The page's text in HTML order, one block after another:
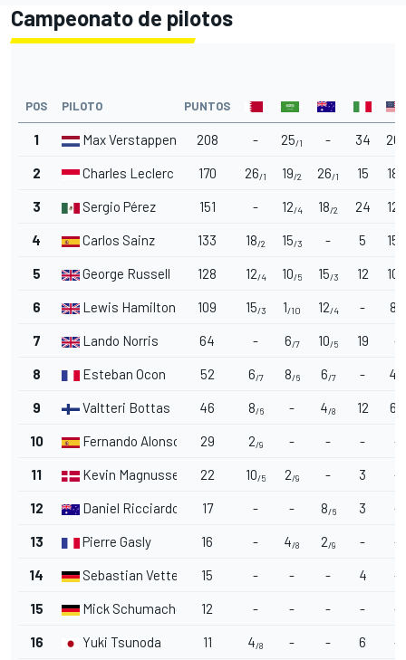
Campeonato de pilotos
POS PILOTO PUNTOS
1 Max Verstappen 208 - 25/1 - 34 26
2 Charles Leclerc 170 26/1 19/2 26/1 15 18
3 Sergio Pérez 151 - 12/4 18/2 24 12
4 Carlos Sainz 133 18/2 15/3 - 5 15
5 George Russell 128 12/4 10/5 15/3 12 10
6 Lewis Hamilton 109 15/3 1/10 12/4 - 8
7 Lando Norris 64 - 6/7 10/5 19 -
8 Esteban Ocon 52 6/7 8/6 6/7 - 4
9 Valtteri Bottas 46 8/6 - 4/8 12 6
10 Fernando Alonso 29 2/9 - - - -
11 Kevin Magnussen 22 10/5 2/9 - 3 -
12 Daniel Ricciardo 17 - - 8/6 3 -
13 Pierre Gasly 16 - 4/8 2/9 - -
14 Sebastian Vettel 15 - - - 4 -
15 Mick Schumacher 12 - - - - -
16 Yuki Tsunoda 11 4/8 - - 6 -